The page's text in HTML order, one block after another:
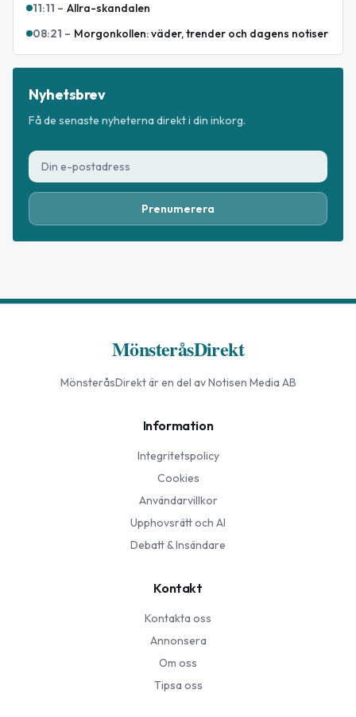
11:11 – Allra-skandalen
08:21 – Morgonkollen: väder, trender och dagens notiser
Nyhetsbrev
Få de senaste nyheterna direkt i din inkorg.
Prenumerera
MönsteråsDirekt
MönsteråsDirektär en del av Notisen Media AB
Information
Integritetspolicy
Cookies
Användarvillkor
Upphovsrätt och AI
Debatt & Insändare
Kontakt
Kontakta oss
Annonsera
Om oss
Tipsa oss